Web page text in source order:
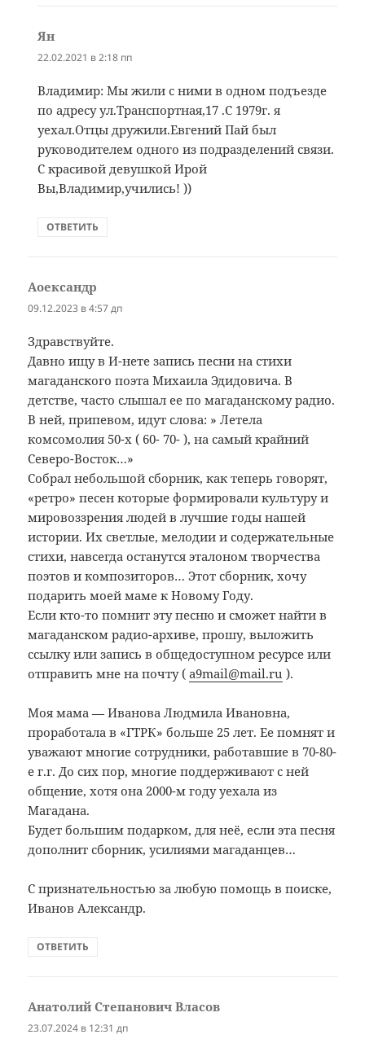
Ян
22.02.2021 в 2:18 пп
Владимир: Мы жили с ними в одном подъезде
по адресу ул.Транспортная,17 .С 1979г. я
уехал.Отцы дружили.Евгений Пай был
руководителем одного из подразделений связи.
С красивой девушкой Ирой
Вы,Владимир,учились! ))
ОТВЕТИТЬ
Аоександр
09.12.2023 в 4:57 дп
Здравствуйте.
Давно ищу в И-нете запись песни на стихи
магаданского поэта Михаила Эдидовича. В
детстве, часто слышал ее по магаданскому радио.
В ней, припевом, идут слова: » Летела
комсомолия 50-х ( 60- 70- ), на самый крайний
Северо-Восток…»
Собрал небольшой сборник, как теперь говорят,
«ретро» песен которые формировали культуру и
мировоззрения людей в лучшие годы нашей
истории. Их светлые, мелодии и содержательные
стихи, навсегда останутся эталоном творчества
поэтов и композиторов… Этот сборник, хочу
подарить моей маме к Новому Году.
Если кто-то помнит эту песню и сможет найти в
магаданском радио-архиве, прошу, выложить
ссылку или запись в общедоступном ресурсе или
отправить мне на почту (a9mail@mail.ru ).
Моя мама — Иванова Людмила Ивановна,
проработала в «ГТРК» больше 25 лет. Ее помнят и
уважают многие сотрудники, работавшие в 70-80-
е г.г. До сих пор, многие поддерживают с ней
общение, хотя она 2000-м году уехала из
Магадана.
Будет большим подарком, для неё, если эта песня
дополнит сборник, усилиями магаданцев…
С признательностью за любую помощь в поиске,
Иванов Александр.
ОТВЕТИТЬ
Анатолий Степанович Власов
23.07.2024 в 12:31 дп